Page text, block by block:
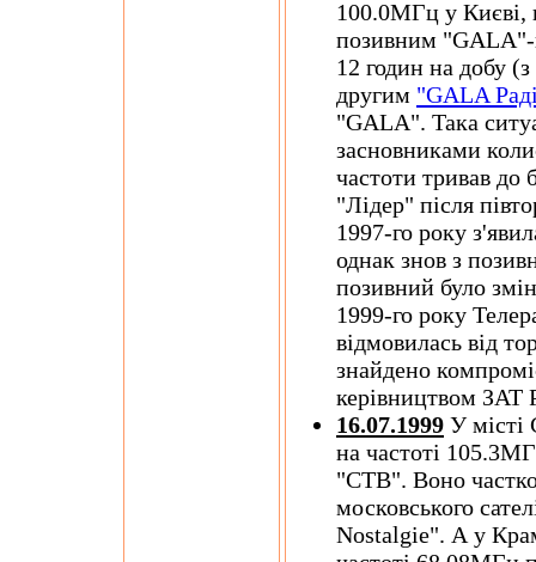
100.0МГц у Києві,
позивним "GALA"-
12 годин на добу
другим "GALA
"GALA". Така
засновниками
частоти тривав до
"Лідер" після
1997-го року
однак знов з
позивний було
1999-го року
відмовилась від
знайдено
керівництвом
16.07.1999 У місті
на частоті
"СТВ". Воно
московського
Nostalgie". А у